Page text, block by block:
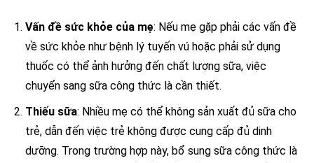
Vấn đề sức khỏe của mẹ: Nếu mẹ gặp phải các vấn đề
về sức khỏe như bệnh lý tuyến vú hoặc phải sử dụng
thuốc có thể ảnh hưởng đến chất lượng sữa, việc
chuyển sang sữa công thức là cần thiết.
Thiếu sữa: Nhiều mẹ có thể không sản xuất đủ sữa cho
trẻ, dẫn đến việc trẻ không được cung cấp đủ dinh
dưỡng. Trong trường hợp này, bổ sung sữa công thức là